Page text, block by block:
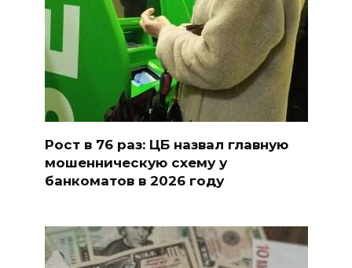
Рост в 76 раз: ЦБ назвал главную
мошенническую схему у
банкоматов в 2026 году